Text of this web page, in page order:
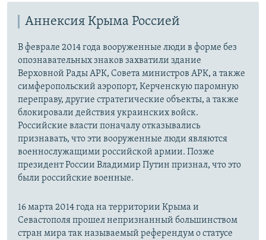
Аннексия Крыма Россией
В феврале 2014 года вооруженные люди в форме без
опознавательных знаков захватили здание
Верховной Рады АРК, Совета министров АРК, а также
симферопольский аэропорт, Керченскую паромную
переправу, другие стратегические объекты, а также
блокировали действия украинских войск.
Российские власти поначалу отказывались
признавать, что эти вооруженные люди являются
военнослужащими российской армии. Позже
президент России Владимир Путин признал, что это
были российские военные.
16 марта 2014 года на территории Крыма и
Севастополя прошел непризнанный большинством
стран мира так называемый референдум о статусе